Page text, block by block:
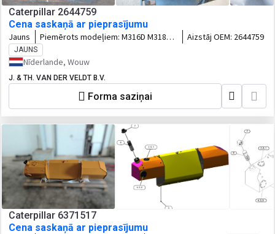
Caterpillar 2644759
Cena saskaņā ar pieprasījumu
Jauns Piemērots modeļiem: M316D M318D
M322D2
Aizstāj OEM: 2644759
JAUNS
Nīderlande, Wouw
J. & TH. VAN DER VELDT B.V.
Forma saziņai
Caterpillar 6371517
Cena saskaņā ar pieprasījumu